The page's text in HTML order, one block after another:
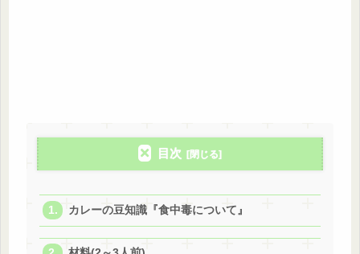
目次
カレーの豆知識『食中毒について』